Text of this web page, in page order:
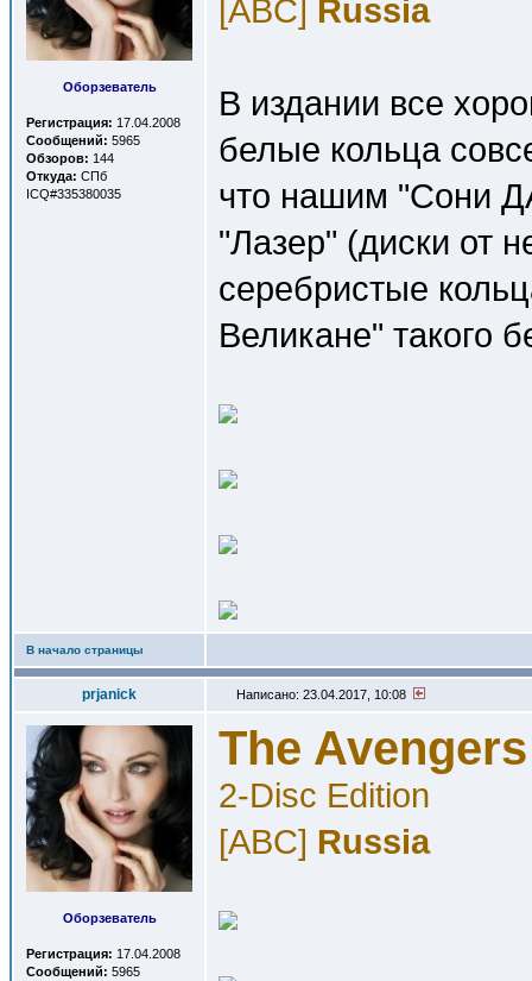
Оборзеватель
Регистрация: 17.04.2008
Сообщений: 5965
Обзоров: 144
Откуда: СПб
ICQ#335380035
[ABC] Russia
В издании все
белые кольца
что нашим "Сони
"Лазер" (диски от
серебристые
Великане" такого
В начало страницы
prjanick Написано: 23.04.2017, 10:08
Оборзеватель
Регистрация: 17.04.2008
Сообщений: 5965
The
2-Disc Edition
[ABC] Russia